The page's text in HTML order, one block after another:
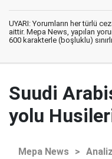
UYARI: Yorumların her türlü
aittir. Mepa News, yapılan
600 karakterle (boşluklu)
Suudi
yolu
Mepa News > Analiz